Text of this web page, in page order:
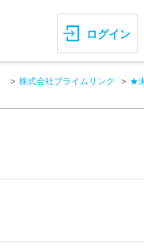
ログイン
株式会社プライムリンク
★